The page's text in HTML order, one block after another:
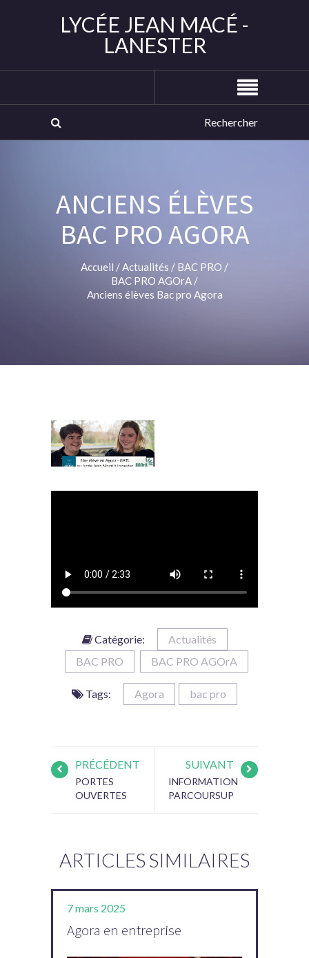
LYCÉE JEAN MACÉ -
LANESTER
ANCIENS ÉLÈVES
BAC PRO AGORA
Accueil /Actualités / BAC PRO /
BAC PRO AGOrA /
Anciens élèves Bac pro Agora
Catégorie:
Actualités
BAC PRO
BAC PRO AGOrA
Tags: Agora bac pro
PRÉCÉDENT
PORTES
OUVERTES
SUIVANT
INFORMATION
PARCOURSUP
ARTICLES SIMILAIRES
7 mars 2025
Agora en entreprise